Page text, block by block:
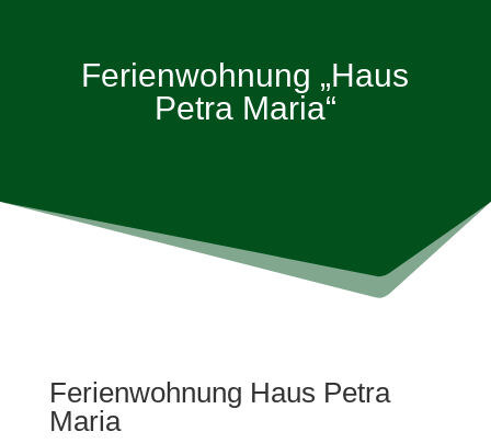
Ferienwohnung „Haus
Petra Maria“
Ferienwohnung Haus Petra
Maria